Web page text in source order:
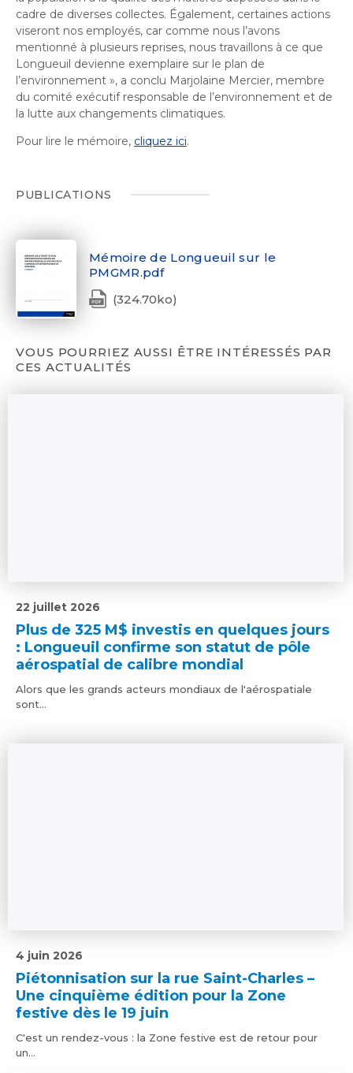
cadre de diverses collectes. Également, certaines actions
viseront nos employés, car comme nous l’avons
mentionné à plusieurs reprises, nous travaillons à ce que
Longueuil devienne exemplaire sur le plan de
l’environnement », a conclu Marjolaine Mercier, membre
du comité exécutif responsable de l’environnement et de
la lutte aux changements climatiques.
Pour lire le mémoire, cliquez ici.
PUBLICATIONS
Mémoire de Longueuil sur le
PMGMR.pdf
(324.70ko)
VOUS POURRIEZ AUSSI ÊTRE INTÉRESSÉS PAR
CES ACTUALITÉS
Plus de 325 M$ investis en quelques jours
: Longueuil confirme son statut de pôle
aérospatial de calibre mondial
22 juillet 2026
Alors que les grands acteurs mondiaux de l'aérospatiale
sont...
Piétonnisation sur la rue Saint-Charles –
Une cinquième édition pour la Zone
festive dès le 19 juin
4 juin 2026
C'est un rendez-vous : la Zone festive est de retour pour
un...